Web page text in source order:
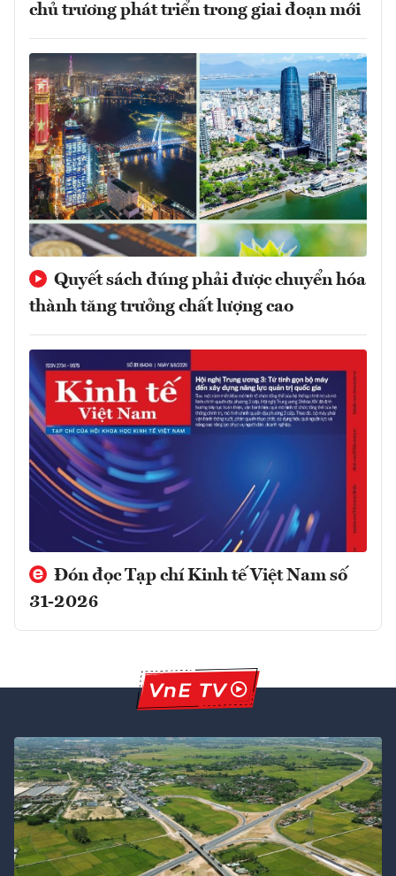
chủ trương phát triển trong giai đoạn mới
Quyết sách đúng phải được chuyển hóa
thành tăng trưởng chất lượng cao
Đón đọc Tạp chí Kinh tế Việt Nam số
31-2026